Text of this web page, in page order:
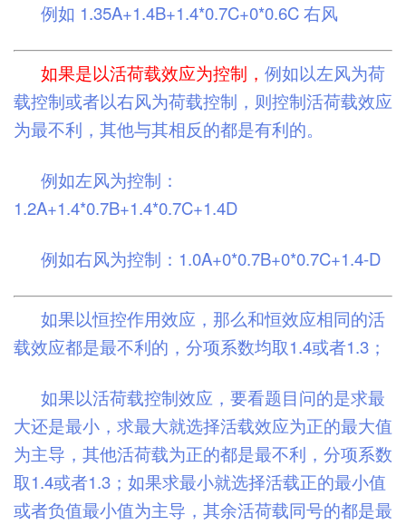
例如 1.35A+1.4B+1.4*0.7C+0*0.6C 右风
如果是以活荷载效应为控制， 例如以左风为荷
载控制或者以右风为荷载控制，则控制活荷载效应
为最不利，其他与其相反的都是有利的。
例如左风为控制：
1.2A+1.4*0.7B+1.4*0.7C+1.4D
例如右风为控制：1.0A+0*0.7B+0*0.7C+1.4-D
如果以恒控作用效应，那么和恒效应相同的活
载效应都是最不利的，分项系数均取1.4或者1.3；
如果以活荷载控制效应，要看题目问的是求最
大还是最小，求最大就选择活载效应为正的最大值
为主导，其他活荷载为正的都是最不利，分项系数
取1.4或者1.3；如果求最小就选择活载正的最小值
或者负值最小值为主导，其余活荷载同号的都是最